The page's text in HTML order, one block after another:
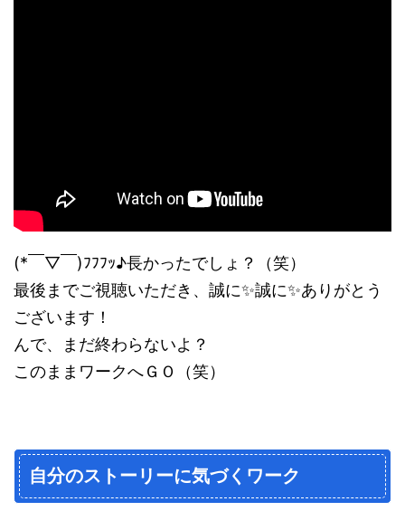
(*￣▽￣)ﾌﾌﾌｯ♪長かったでしょ？（笑）
最後までご視聴いただき、誠に✨誠に✨ありがとう
ございます！
んで、まだ終わらないよ？
このままワークへＧＯ（笑）
自分のストーリーに気づくワーク